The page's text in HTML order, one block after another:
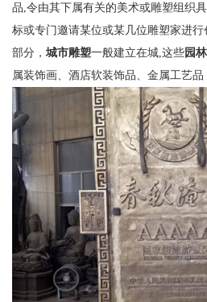
品,令由其下属有关的美术或雕塑组织
标或专门邀请某位或某几位雕塑家进
部分， 城市雕塑一般建立在城,这些园
属装饰画、酒店软装饰品、金属工艺品